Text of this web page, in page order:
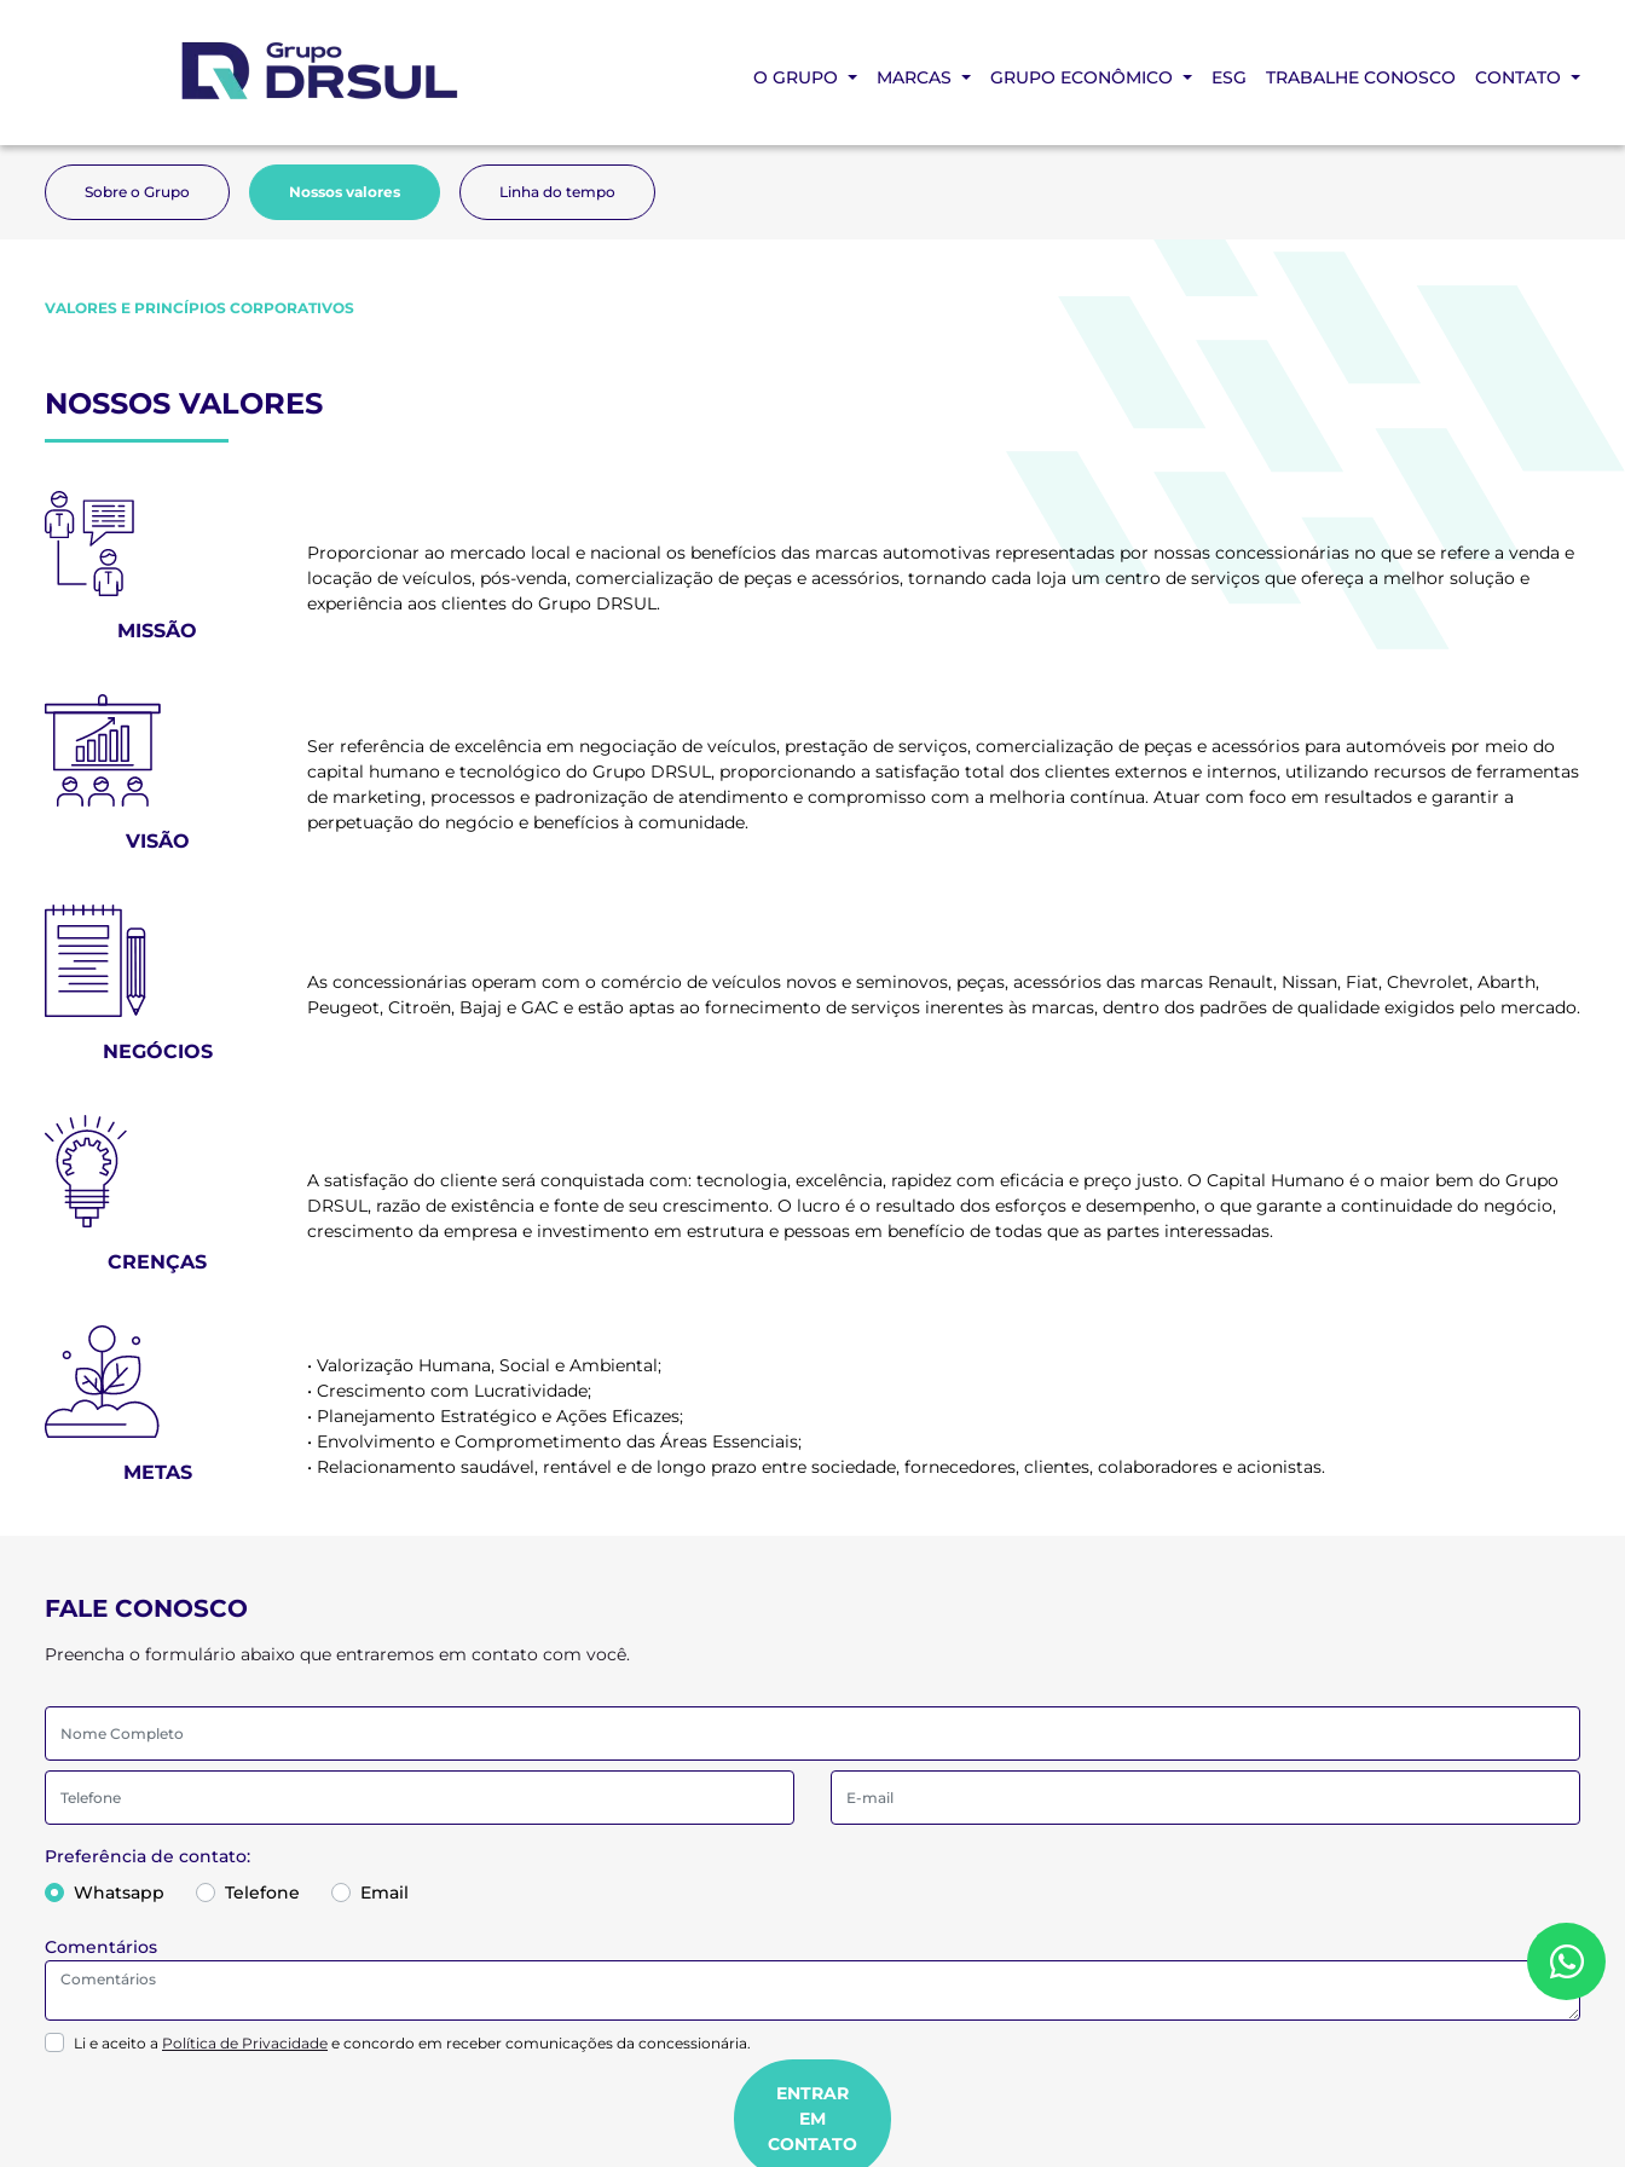
O GRUPO MARCAS GRUPO ECONÔMICO ESG TRABALHE CONOSCO CONTATO
Sobre o Grupo Nossos valores Linha do tempo
VALORES E PRINCÍPIOS CORPORATIVOS
NOSSOS VALORES
MISSÃO
Proporcionar ao mercado local e nacional os benefícios das marcas automotivas representadas por nossas concessionárias no que se refere a venda e
locação de veículos, pós-venda, comercialização de peças e acessórios, tornando cada loja um centro de serviços que ofereça a melhor solução e
experiência aos clientes do Grupo DRSUL.
VISÃO
Ser referência de excelência em negociação de veículos, prestação de serviços, comercialização de peças e acessórios para automóveis por meio do
capital humano e tecnológico do Grupo DRSUL, proporcionando a satisfação total dos clientes externos e internos, utilizando recursos de ferramentas
de marketing, processos e padronização de atendimento e compromisso com a melhoria contínua. Atuar com foco em resultados e garantir a
perpetuação do negócio e benefícios à comunidade.
NEGÓCIOS
As concessionárias operam com o comércio de veículos novos e seminovos, peças, acessórios das marcas Renault, Nissan, Fiat, Chevrolet, Abarth,
Peugeot, Citroën, Bajaj e GAC e estão aptas ao fornecimento de serviços inerentes às marcas, dentro dos padrões de qualidade exigidos pelo mercado.
CRENÇAS
A satisfação do cliente será conquistada com: tecnologia, excelência, rapidez com eficácia e preço justo. O Capital Humano é o maior bem do Grupo
DRSUL, razão de existência e fonte de seu crescimento. O lucro é o resultado dos esforços e desempenho, o que garante a continuidade do negócio,
crescimento da empresa e investimento em estrutura e pessoas em benefício de todas que as partes interessadas.
METAS
• Valorização Humana, Social e Ambiental;
• Crescimento com Lucratividade;
• Planejamento Estratégico e Ações Eficazes;
• Envolvimento e Comprometimento das Áreas Essenciais;
• Relacionamento saudável, rentável e de longo prazo entre sociedade, fornecedores, clientes, colaboradores e acionistas.
FALE CONOSCO
Preencha o formulário abaixo que entraremos em contato com você.
Preferência de contato:
Whatsapp
Telefone Email
Comentários
Li e aceito a Política de Privacidade e concordo em receber comunicações da concessionária.
ENTRAR
EM
CONTATO